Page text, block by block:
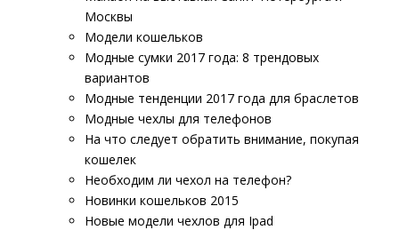
Москвы
Модели кошельков
Модные сумки 2017 года: 8 трендовых
вариантов
Модные тенденции 2017 года для браслетов
Модные чехлы для телефонов
На что следует обратить внимание, покупая
кошелек
Необходим ли чехол на телефон?
Новинки кошельков 2015
Новые модели чехлов для Ipad